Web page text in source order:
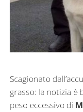
Scagionato
grasso: la notizia è
peso eccessivo di